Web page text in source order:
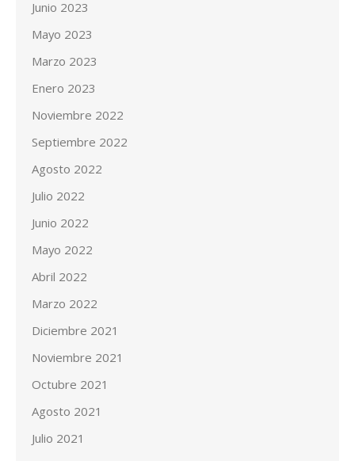
Junio 2023
Mayo 2023
Marzo 2023
Enero 2023
Noviembre 2022
Septiembre 2022
Agosto 2022
Julio 2022
Junio 2022
Mayo 2022
Abril 2022
Marzo 2022
Diciembre 2021
Noviembre 2021
Octubre 2021
Agosto 2021
Julio 2021